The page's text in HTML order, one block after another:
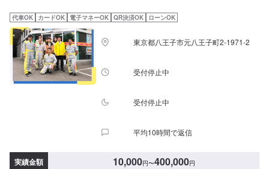
い合わせ【2】ご入庫・ご来店【3】ご要望を確認・お見積もりや相談【4】
作業内容や見積にご納得いただけた場合作業開始【5】納車・お支払い【定休
日・営業時間】定休日：日曜・祝日営業時間：9:00~19:00
代車OK カードOK 電子マネーOK QR決済OK ローンOK
東京都八王子市元八王子町2-1971-2
受付停止中
受付停止中
平均10時間で返信
実績金額 10,000円〜400,000円